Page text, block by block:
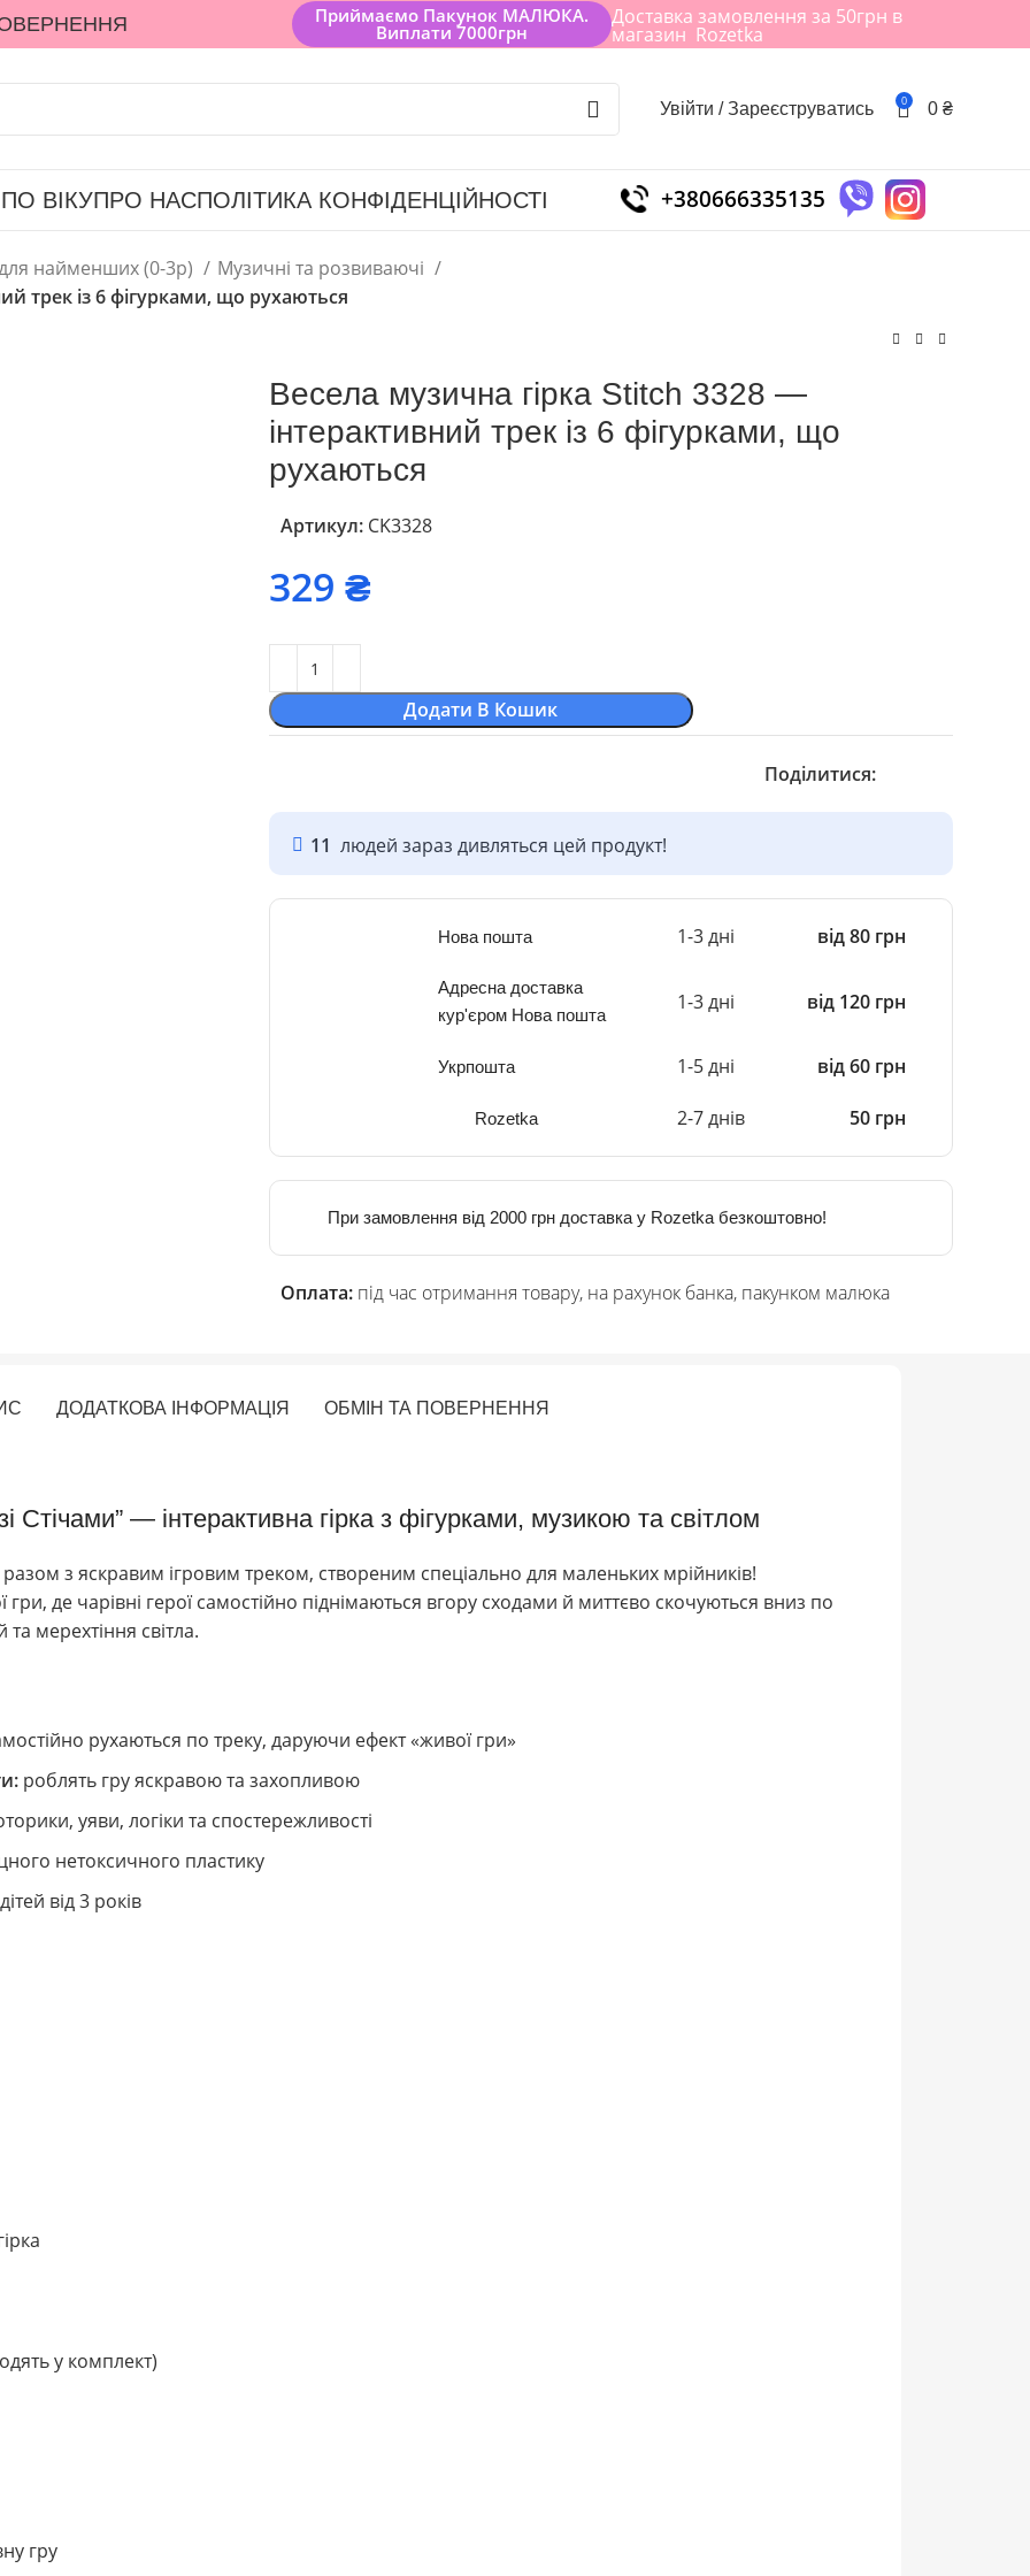
Приймаємо Пакунок МАЛЮКА.
Виплати 7000грн
Доставка замовлення за 50грн в
магазин Rozetka
Увійти / Зареєструватись 0 0 ₴
ВІКУПРО НАСПОЛІТИКА КОНФІДЕНЦІЙНОСТІ +380666335135
найменших (0-3р)
Музичні та розвиваючі
трек із 6 фігурками, що рухаються
Весела музична гірка Stitch 3328 —
інтерактивний трек із 6 фігурками, що
рухаються
Артикул: CK3328
₴
Додати В Кошик
Поділитися:
11 людей зараз дивляться цей продукт!
Нова пошта 1-3 дні від 80 грн
Адресна доставка
кур'єром Нова пошта
1-3 дні від 120 грн
Укрпошта 1-5 дні від 60 грн
Rozetka 2-7 днів 50 грн
При замовлення від 2000 грн доставка у Rozetka безкоштовно!
Оплата: під час отримання товару, на рахунок банка, пакунком малюка
ДОДАТКОВА ІНФОРМАЦІЯ ОБМІН ТА ПОВЕРНЕННЯ
Стічами” — інтерактивна гірка з фігурками, музикою та світлом
з яскравим ігровим треком, створеним спеціально для маленьких мрійників!
де чарівні герої самостійно піднімаються вгору сходами й миттєво скочуються вниз по
та мерехтіння світла.
рухаються по треку, даруючи ефект «живої гри»
роблять гру яскравою та захопливою
уяви, логіки та спостережливості
нетоксичного пластику
від 3 років
у комплект)
гру